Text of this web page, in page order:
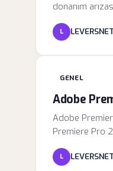
donanım
Modern
L LEVERSNET
GENEL
Adobe
Adobe
Premiere Pro
Ancak bu
özellikle uzun
L LEVERSNET